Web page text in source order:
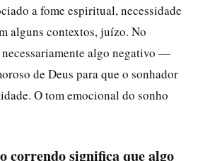
a fome espiritual, necessidade
alguns contextos, juízo. No
algo negativo —
de Deus para que o sonhador
O tom emocional do sonho
correndo significa que algo